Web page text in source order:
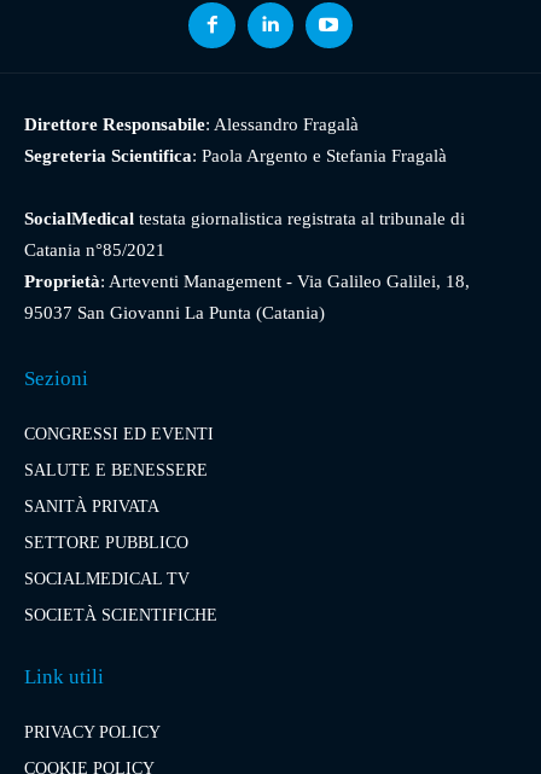
Direttore Responsabile: Alessandro Fragalà
Segreteria Scientifica: Paola Argento e Stefania Fragalà
SocialMedical testata giornalistica registrata al tribunale di
Catania n°85/2021
Proprietà: Arteventi Management - Via Galileo Galilei, 18,
95037 San Giovanni La Punta (Catania)
Sezioni
CONGRESSI ED EVENTI
SALUTE E BENESSERE
SANITÀ PRIVATA
SETTORE PUBBLICO
SOCIALMEDICAL TV
SOCIETÀ SCIENTIFICHE
Link utili
PRIVACY POLICY
COOKIE POLICY